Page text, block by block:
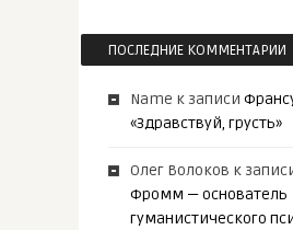
ПОСЛЕДНИЕ КОММЕНТАРИИ
Name к записи
«Здравствуй, грусть»
Олег Волоков к
Фромм — основатель
гуманистического